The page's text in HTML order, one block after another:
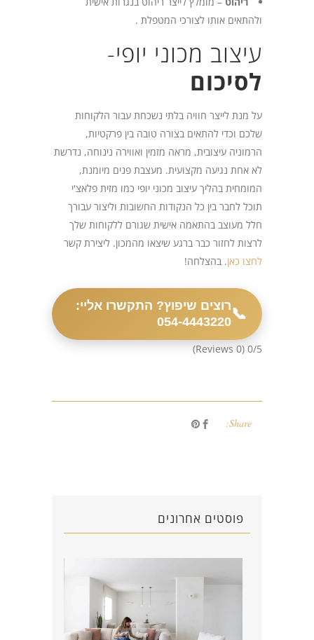
ולהתאים אותו לצורכי המטפלת .
עיצוב מכוני יופי-
לסיכום
על מנת לייצר חוויה בלתי נשכחת עבור הלקוחות
שלכם וכדי להתאים בצורה טובה בין פרקטיות,
הרמוניה עיצובית, מראה מזמין ואווירה נינוחה, נדרשת
לא אחת נגיעה מקצועית. מעצבת פנים מיומנת,
המומחית בהליך עיצוב מכוני יופי כמו מזית פלאצ'י
תוכל לחבר בין כל הנקודות החשובות וליצור עבורך
חלל מעוצב בהתאמה אישית שגורם ללקוחות שלך
לרצות לחזור כבר ברגע שיצאו מהמכון. ליצירת קשר
לחצו כאן. בהצלחה!
📞רוצים שיפוץ? התקשרו אליי:
054-4443220
0/5
(0 Reviews)
Share:
פוסטים אחרונים